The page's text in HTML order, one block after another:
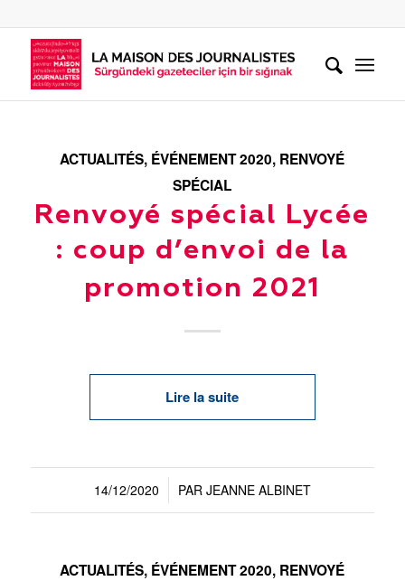
ACTUALITÉS, ÉVÉNEMENT 2020, RENVOYÉ
SPÉCIAL
Renvoyé spécial Lycée
: coup d’envoi de la
promotion 2021
Lire la suite
14/12/2020
/ PAR JEANNE ALBINET
ACTUALITÉS, ÉVÉNEMENT 2020, RENVOYÉ